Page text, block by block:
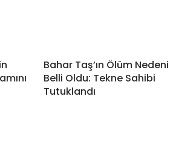
Bahar Taş’ın Ölüm Nedeni
Belli Oldu: Tekne Sahibi
Tutuklandı